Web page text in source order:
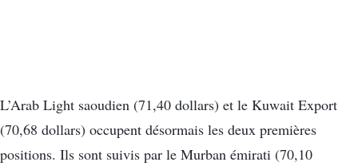
L’Arab Light saoudien (71,40 dollars) et le Kuwait Export
(70,68 dollars) occupent désormais les deux premières
positions. Ils sont suivis par le Murban émirati (70,10